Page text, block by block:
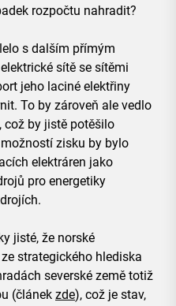
rozpočtu nahradit?
s dalším přímým
sítě se sítěmi
jeho laciné elektřiny
To by zároveň ale vedlo
což by jistě potěšilo
zisku by bylo
elektráren jako
pro energetiky
jisté, že norské
strategického hlediska
severské země totiž
(článek zde), což je stav,